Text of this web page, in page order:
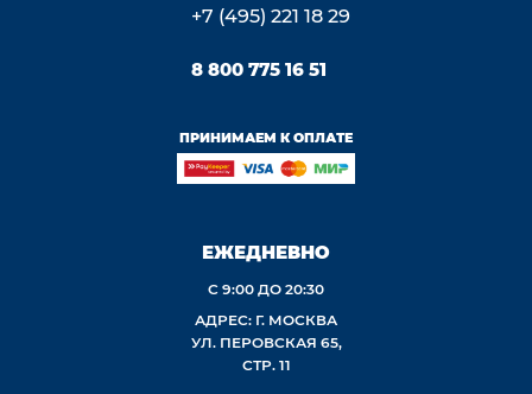
+7 (495) 221 18 29
8 800 775 16 51
ПРИНИМАЕМ К ОПЛАТЕ
ЕЖЕДНЕВНО
С 9:00 ДО 20:30
АДРЕС: Г. МОСКВА
УЛ. ПЕРОВСКАЯ 65,
СТР. 11